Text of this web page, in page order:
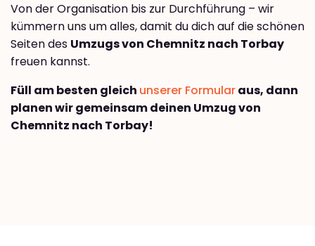
Von der Organisation bis zur Durchführung – wir
kümmern uns um alles, damit du dich auf die schönen
Seiten des Umzugs von Chemnitz nach Torbay
freuen kannst.
Füll am besten gleich unserer Formularaus, dann
planen wir gemeinsam deinen Umzug von
Chemnitz nach Torbay!